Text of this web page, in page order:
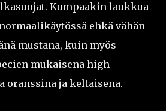
Kumpaakin laukkua
ehkä vähän
mustana, kuin myös
mukaisena high
ja keltaisena.